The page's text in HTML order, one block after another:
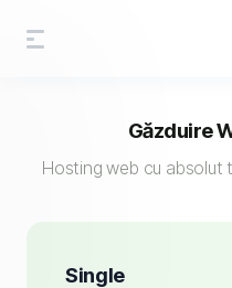
Găzduire
Hosting web cu absolut
Single